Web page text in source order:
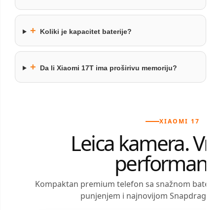
+ Koliki je kapacitet baterije?
+ Da li Xiaomi 17T ima proširivu memoriju?
XIAOMI 17
Leica kamera.
Kompaktan premium telefon sa snažnom
punjenjem i najnovijom Snapdragon